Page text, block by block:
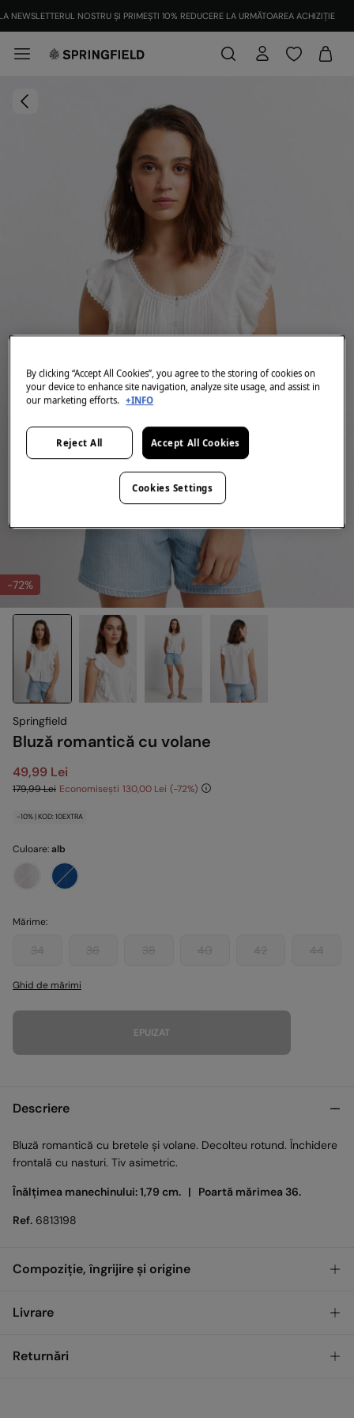
TRANSPORT GRATUIT DE LA 200 LEI
-72%
Springfield
Bluză romantică cu volane
49,99 Lei
179,99 Lei Economisești 130,00 Lei 72
-10% | KOD: 10EXTRA
Culoare:alb
Mărime:
34 36 38 40 42 44
Ghid de mărimi
EPUIZAT
Descriere
Bluză romantică cu bretele și volane. Decolteu rotund. Închidere
frontală cu nasturi. Tiv asimetric.
Înălțimea manechinului: 1,79 cm. | Poartă mărimea 36.
Ref. 6813198
Compoziție, îngrijire și origine
Compoziţie
Îngrijire
Livrare
Ridicare din magazin
Returnări
By clicking “Accept All Cookies”, you agree to the storing of cookies on
your device to enhance site navigation, analyze site usage, and assist in
our marketing efforts. +INFO
Reject All Accept All Cookies
Cookies Settings